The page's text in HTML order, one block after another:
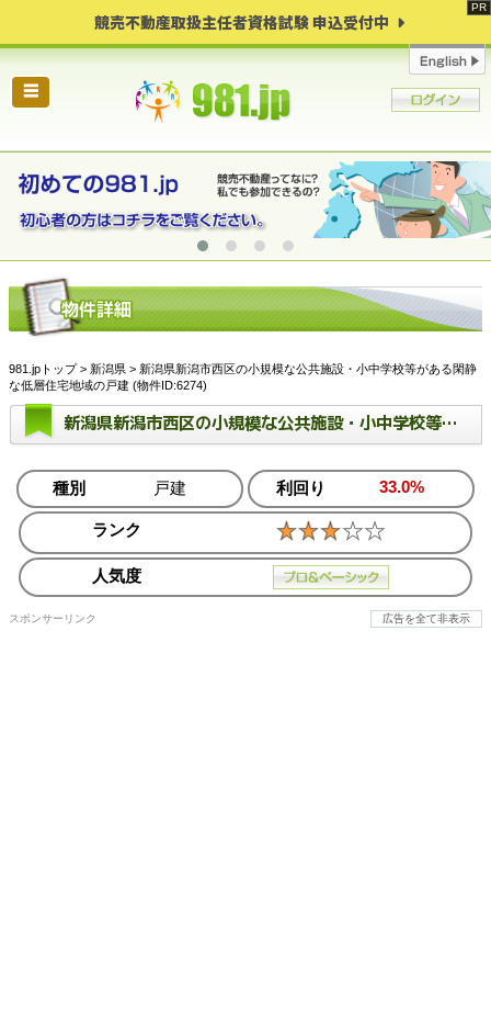
競売不動産取扱主任者資格試験 申込受付中
☰
981.jpトップ> 新潟県 > 新潟県新潟市西区の小規模な公共施設・小中学校等がある閑静
な低層住宅地域の戸建 (物件ID:6274)
新潟県新潟市西区の小規模な公共施設・小中学校等がある閑静な低層住宅地域の戸建
種別 戸建 利回り 33.0%
ランク
人気度
スポンサーリンク 広告を全て非表示